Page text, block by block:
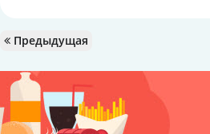
Предыдущая